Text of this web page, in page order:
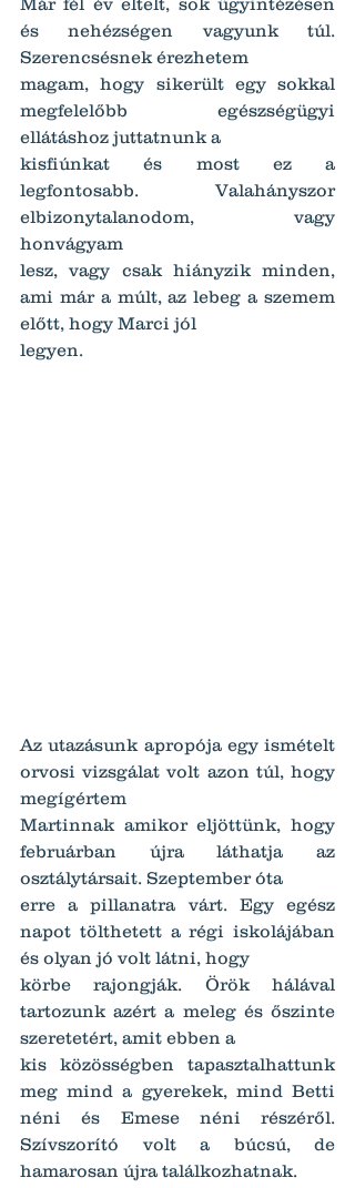
és nehézségen vagyunk túl.
Szerencsésnek érezhetem
magam, hogy sikerült egy sokkal
megfelelőbb egészségügyi
ellátáshoz juttatnunk a
kisfiúnkat és most ez a
legfontosabb. Valahányszor
elbizonytalanodom, vagy
honvágyam
lesz, vagy csak hiányzik minden,
ami már a múlt, az lebeg a szemem
előtt, hogy Marci jól
legyen.
Az utazásunk apropója egy ismételt
orvosi vizsgálat volt azon túl, hogy
megígértem
Martinnak amikor eljöttünk, hogy
februárban újra láthatja az
osztálytársait. Szeptember óta
erre a pillanatra várt. Egy egész
napot tölthetett a régi iskolájában
és olyan jó volt látni, hogy
körbe rajongják. Örök hálával
tartozunk azért a meleg és őszinte
szeretetért, amit ebben a
kis közösségben tapasztalhattunk
meg mind a gyerekek, mind Betti
néni és Emese néni részéről.
Szívszorító volt a búcsú, de
hamarosan újra találkozhatnak.